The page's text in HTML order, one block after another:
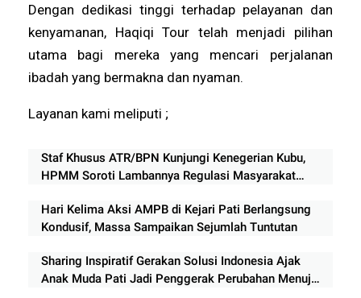
Dengan dedikasi tinggi terhadap pelayanan dan
kenyamanan, Haqiqi Tour telah menjadi pilihan
utama bagi mereka yang mencari perjalanan
ibadah yang bermakna dan nyaman.
Layanan kami meliputi ;
Staf Khusus ATR/BPN Kunjungi Kenegerian Kubu,
HPMM Soroti Lambannya Regulasi Masyarakat
Hari Kelima Aksi AMPB di Kejari Pati Berlangsung
Kondusif, Massa Sampaikan Sejumlah Tuntutan
Sharing Inspiratif Gerakan Solusi Indonesia Ajak
Anak Muda Pati Jadi Penggerak Perubahan Menuju